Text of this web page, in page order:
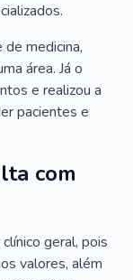
medicina,
área. Já o
e realizou a
pacientes e
com
geral, pois
valores, além